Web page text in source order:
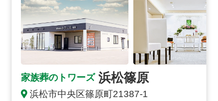
家族葬のトワーズ 浜松篠原
浜松市中央区篠原町21387-1